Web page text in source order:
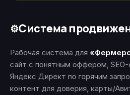
⚙️Система
Рабочая система для
сайт с понятным оффером,
Яндекс Директ по горячим
контент для доверия, карты/